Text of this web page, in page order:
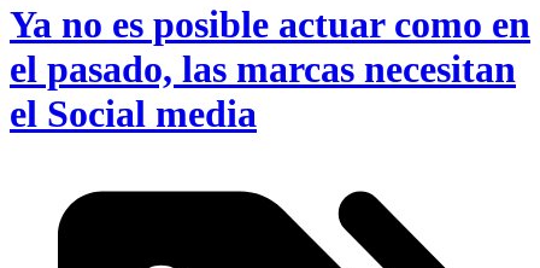
Ya no es posible actuar como en
el pasado, las marcas necesitan
el Social media